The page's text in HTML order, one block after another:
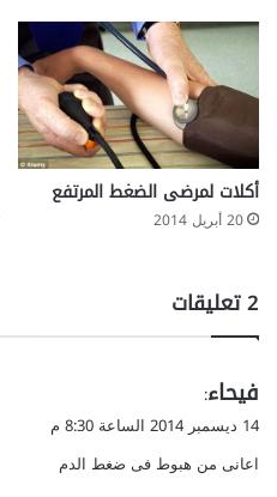
أكلات لمرضى الضغط المرتفع
20 أبريل 2014
‫2 تعليقات
ي
ق
ل
فيحاء:
14 ديسمبر 2014 الساعة 8:30 م
اعانى من هبوط فى ضغط الدم